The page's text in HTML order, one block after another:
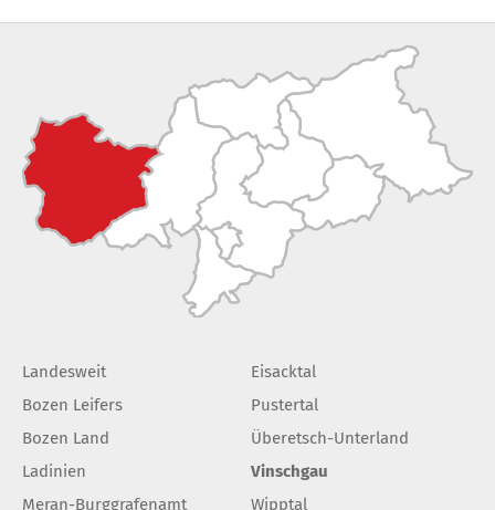
Landesweit
Bozen Leifers
Bozen Land
Ladinien
Meran-Burggrafenamt
Eisacktal
Pustertal
Überetsch-Unterland
Vinschgau
Wipptal